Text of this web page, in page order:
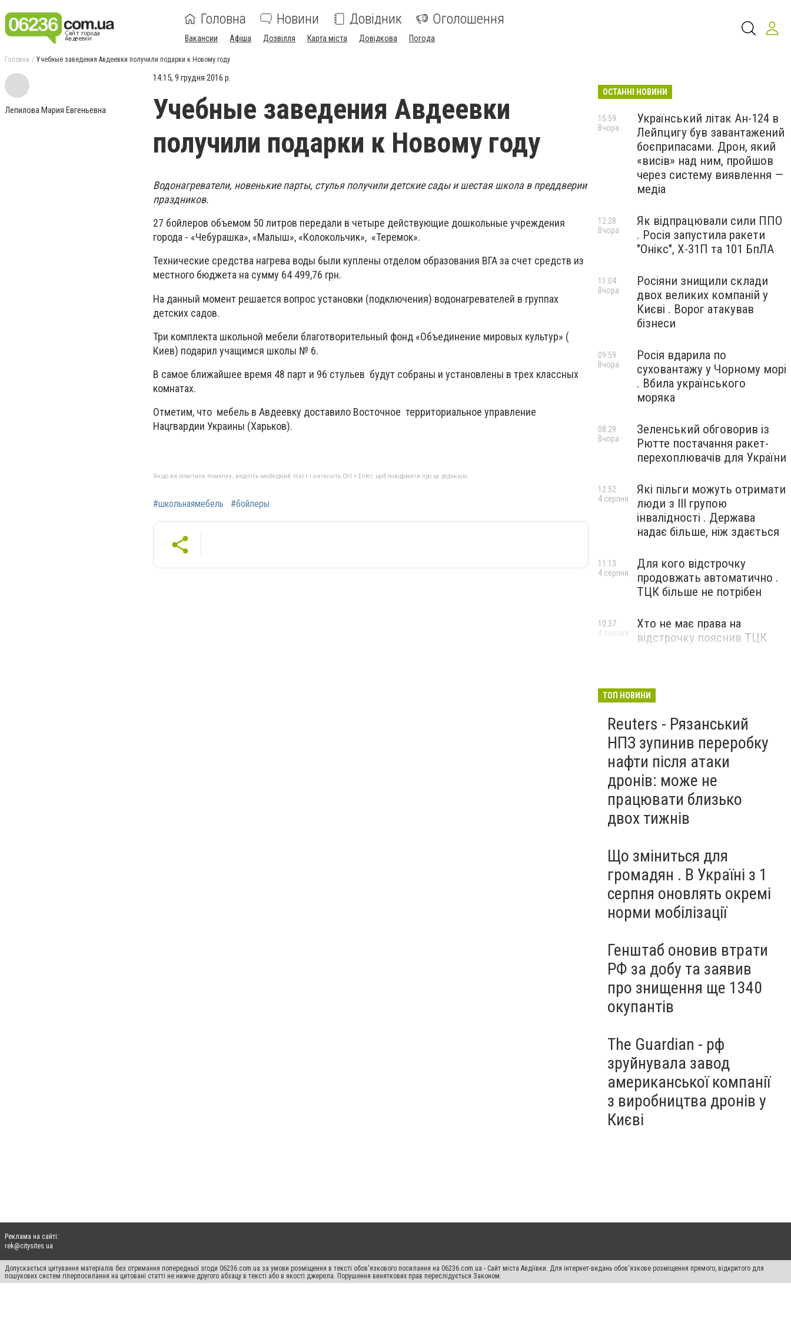
Головна Новини Довідник Оголошення
Вакансии Афіша Дозвілля Карта міста Довідкова Погода
Головна Учебные заведения Авдеевки получили подарки к Новому году
Лепилова Мария Евгеньевна
14:15, 9 грудня 2016 р.
Учебные заведения Авдеевки
получили подарки к Новому году
Водонагреватели, новенькие парты, стулья получили детские сады и шестая школа в преддверии
праздников.
27 бойлеров объемом 50 литров передали в четыре действующие дошкольные учреждения
города - «Чебурашка», «Малыш», «Колокольчик», «Теремок».
Технические средства нагрева воды были куплены отделом образования ВГА за счет средств из
местного бюджета на сумму 64 499,76 грн.
На данный момент решается вопрос установки (подключения) водонагревателей в группах
детских садов.
Три комплекта школьной мебели благотворительный фонд «Объединение мировых культур» (
Киев) подарил учащимся школы № 6.
В самое ближайшее время 48 парт и 96 стульев будут собраны и установлены в трех классных
комнатах.
Отметим, что мебель в Авдеевку доставило Восточное территориальное управление
Нацгвардии Украины (Харьков).
Якщо ви помітили помилку, виділіть необхідний текст і натисніть Ctrl + Enter, щоб повідомити про це редакцію
#школьнаямебель #бойлеры
ОСТАННІ НОВИНИ
Український літак Ан-124 в
Лейпцигу був завантажений
боєприпасами. Дрон, який
«висів» над ним, пройшов
через систему виявлення —
медіа
15:59
Вчора
Як відпрацювали сили ППО
. Росія запустила ракети
"Онікс", Х-31П та 101 БпЛА
12:28
Вчора
Росіяни знищили склади
двох великих компаній у
Києві . Ворог атакував
бізнеси
11:04
Вчора
Росія вдарила по
суховантажу у Чорному морі
. Вбила українського
моряка
09:59
Вчора
Зеленський обговорив із
Рютте постачання ракет-
перехоплювачів для України
08:29
Вчора
Які пільги можуть отримати
люди з III групою
інвалідності . Держава
надає більше, ніж здається
12:52
4 серпня
Для кого відстрочку
продовжать автоматично .
ТЦК більше не потрібен
11:13
4 серпня
Хто не має права на
відстрочку пояснив ТЦК
10:37
4 серпня
ТОП НОВИНИ
Reuters - Рязанський
НПЗ зупинив переробку
нафти після атаки
дронів: може не
працювати близько
двох тижнів
Що зміниться для
громадян . В Україні з 1
серпня оновлять окремі
норми мобілізації
Генштаб оновив втрати
РФ за добу та заявив
про знищення ще 1340
окупантів
The Guardian - рф
зруйнувала завод
американської компанії
з виробництва дронів у
Києві
Реклама на сайті:
rek@citysites.ua
Допускається цитування матеріалів без отримання попередньої згоди 06236.com.ua за умови розміщення в тексті обов'язкового посилання на 06236.com.ua - Сайт міста Авдіївки. Для інтернет-видань обов'язкове розміщення прямого, відкритого для
пошукових систем гіперпосилання на цитовані статті не нижче другого абзацу в тексті або в якості джерела. Порушення виняткових прав переслідується Законом.